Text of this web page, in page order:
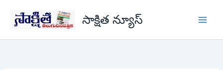
content
సాక్షిత న్యూస్